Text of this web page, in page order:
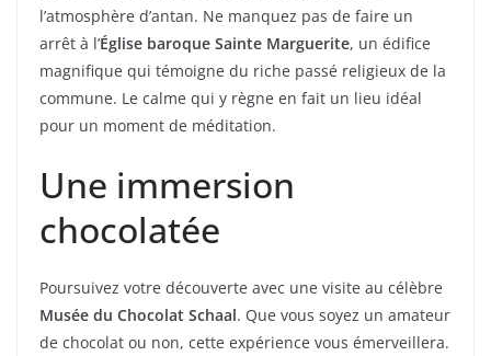
l’atmosphère d’antan. Ne manquez pas de faire un
arrêt à l’Église baroque Sainte Marguerite, un édifice
magnifique qui témoigne du riche passé religieux de la
commune. Le calme qui y règne en fait un lieu idéal
pour un moment de méditation.
Une immersion
chocolatée
Poursuivez votre découverte avec une visite au célèbre
Musée du Chocolat Schaal. Que vous soyez un amateur
de chocolat ou non, cette expérience vous émerveillera.